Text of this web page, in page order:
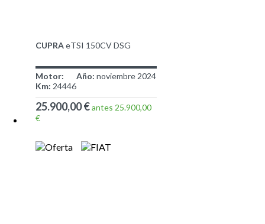
CUPRAeTSI 150CV DSG
Motor: Año: noviembre 2024
Km: 24446
25.900,00 €antes 25.900,00
€